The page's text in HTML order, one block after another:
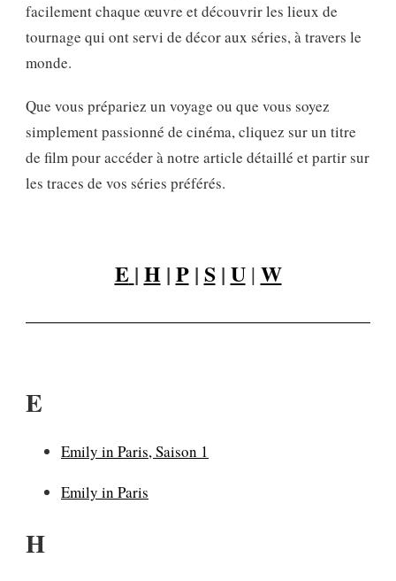
facilement chaque œuvre et découvrir les lieux de
tournage qui ont servi de décor aux séries, à travers le
monde.
Que vous prépariez un voyage ou que vous soyez
simplement passionné de cinéma, cliquez sur un titre
de film pour accéder à notre article détaillé et partir sur
les traces de vos séries préférés.
E | H| P| S| U | W
E
Emily in Paris, Saison 1
Emily in Paris
H